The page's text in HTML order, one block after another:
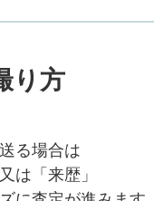
り方
る場合は
は「来歴」